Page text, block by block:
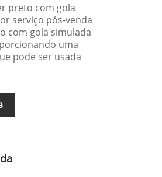
preto com gola
serviço pós-venda
com gola simulada
uma
pode ser usada